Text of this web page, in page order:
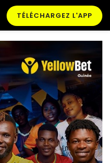
TÉLÉCHARGEZ L'APP